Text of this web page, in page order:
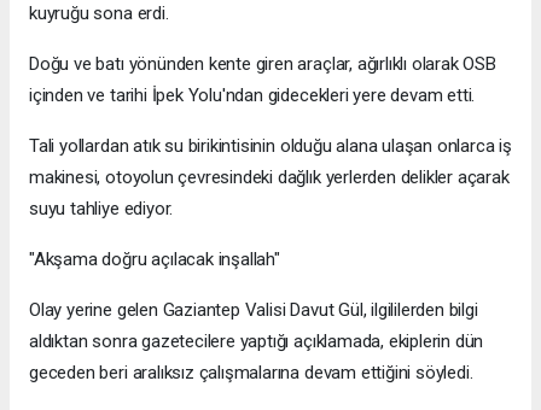
kuyruğu sona erdi.
Doğu ve batı yönünden kente giren araçlar, ağırlıklı olarak OSB
içinden ve tarihi İpek Yolu'ndan gidecekleri yere devam etti.
Tali yollardan atık su birikintisinin olduğu alana ulaşan onlarca iş
makinesi, otoyolun çevresindeki dağlık yerlerden delikler açarak
suyu tahliye ediyor.
"Akşama doğru açılacak inşallah"
Olay yerine gelen Gaziantep Valisi Davut Gül, ilgililerden bilgi
aldıktan sonra gazetecilere yaptığı açıklamada, ekiplerin dün
geceden beri aralıksız çalışmalarına devam ettiğini söyledi.